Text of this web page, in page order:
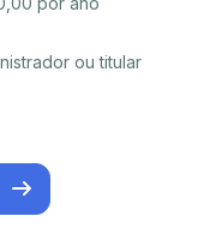
ou titular